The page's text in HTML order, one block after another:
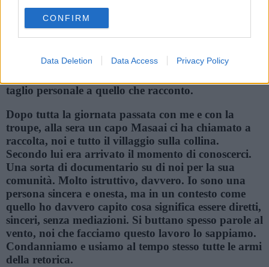
use your data for below specified purposes in below Google
consent section.
CONFIRM
Data Deletion Data Access Privacy Policy
Uso spesso luoghi comuni per farmi capire. I luoghi
comuni a loro modo hanno un valore.
taglio personale a quello che racconto.
Dopo tutta la giornata passata con me e con la
troupe, alla sera un capo Masaai ci ha chiamato a
raccolta, noi e tutto il villaggio sulla collina.
Secondo lui era arrivato il momento di conoscerci.
Una sorta di documentario su di noi per la sua
comunità. Molto istruttivo, davvero. Io sono una
persona sincera e onesta, ma in un contesto come
quello ho davvero capito cosa significa essere diretti,
sinceri, senza mediazioni. Si buttano spesso parole al
vento, noi che facciamo questo lavoro lo sappiamo.
Condanniamo e usiamo al tempo stesso tutte le armi
della retorica.